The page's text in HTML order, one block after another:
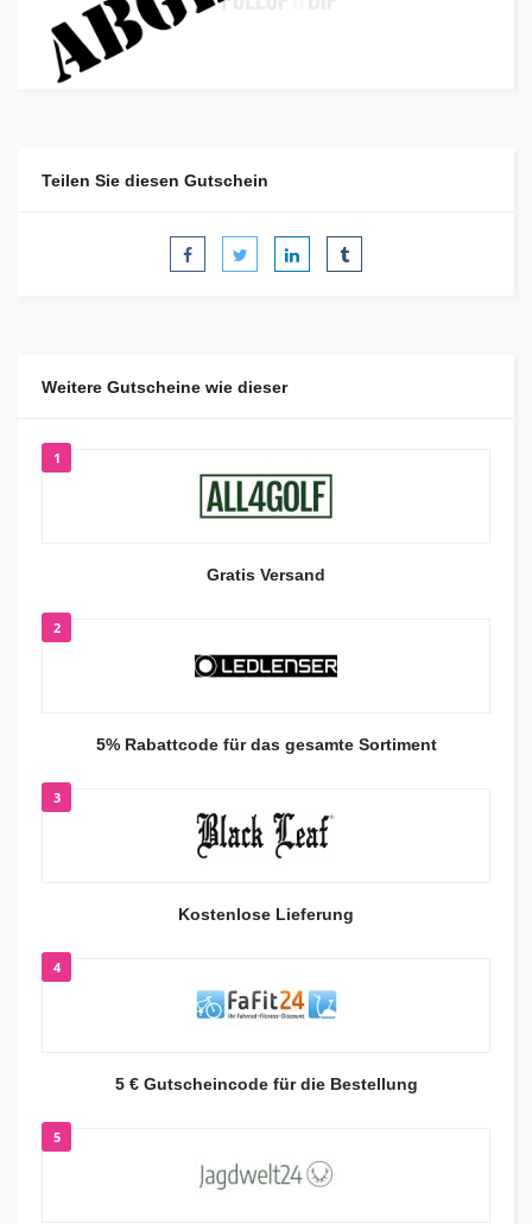
Teilen Sie diesen Gutschein
Weitere Gutscheine wie dieser
1
Gratis Versand
2
5% Rabattcode für das gesamte Sortiment
3
Kostenlose Lieferung
4
5 € Gutscheincode für die Bestellung
5